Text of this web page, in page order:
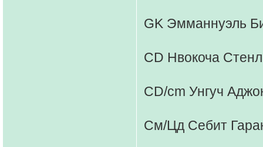
GK Эмманнуэль
CD Нвокоча
CD/cm Унгуч
См/Цд Себит